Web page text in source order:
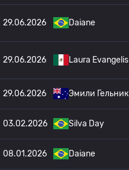
29.06.2026 Daiane
29.06.2026 Laura Evangelis
29.06.2026 Эмили Гельник
03.02.2026 Silva Day
08.01.2026 Daiane